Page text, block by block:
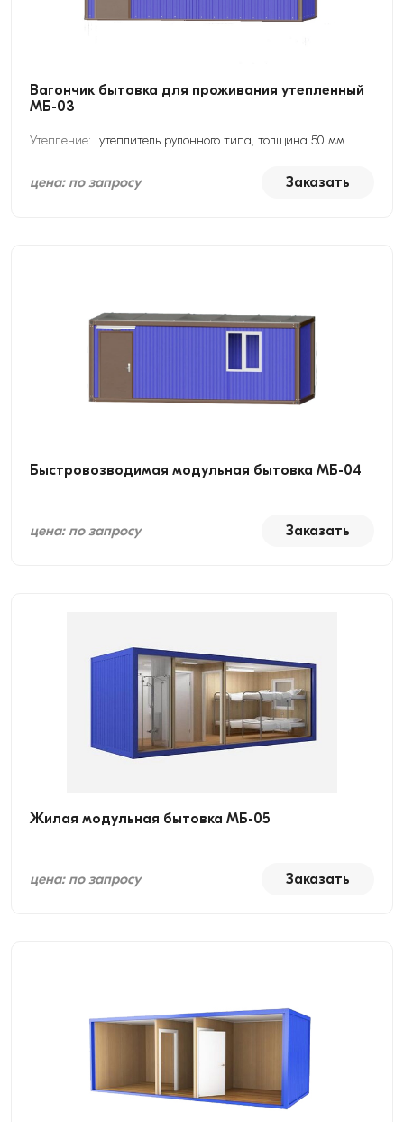
Вагончик бытовка для проживания утепленный
МБ-03
Утепление: утеплитель рулонного типа, толщина 50 мм
цена: по запросу Заказать
Быстровозводимая модульная бытовка МБ-04
цена: по запросу Заказать
Жилая модульная бытовка МБ-05
цена: по запросу Заказать